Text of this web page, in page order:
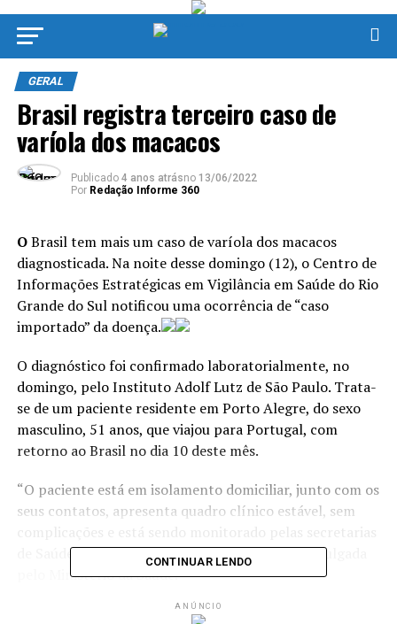
GERAL
Brasil registra terceiro caso de
varíola dos macacos
Publicado 4 anos atrásno 13/06/2022
Por Redação Informe 360
OBrasil tem mais um caso de varíola dos macacos
diagnosticada. Na noite desse domingo (12), o Centro de
Informações Estratégicas em Vigilância em Saúde do Rio
Grande do Sul notificou uma ocorrência de “caso
importado” da doença.
O diagnóstico foi confirmado laboratorialmente, no
domingo, pelo Instituto Adolf Lutz de São Paulo. Trata-
se de um paciente residente em Porto Alegre, do sexo
masculino, 51 anos, que viajou para Portugal, com
retorno ao Brasil no dia 10 deste mês.
“O paciente está em isolamento domiciliar, junto com os
seus contatos, apresenta quadro clínico estável, sem
de Saúde do estado e do município”, diz nota divulgada
pelo Ministério da Saúde.
O ministério acrescenta que “todas as medidas de
CONTINUAR LENDO
ANÚNCIO